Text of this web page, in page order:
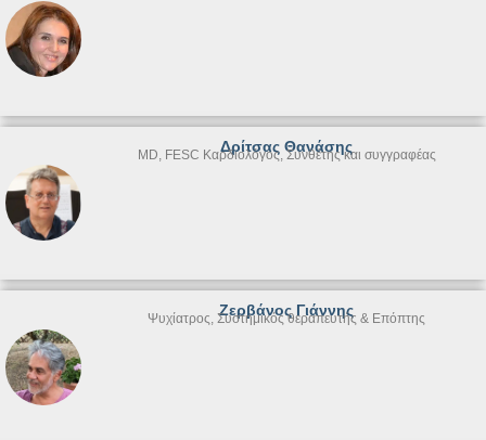
Δρίτσας Θανάσης
MD, FESC Καρδιολόγος, Συνθέτης και συγγραφέας
Ζερβάνος Γιάννης
Ψυχίατρος, Συστημικός θεραπευτής & Επόπτης